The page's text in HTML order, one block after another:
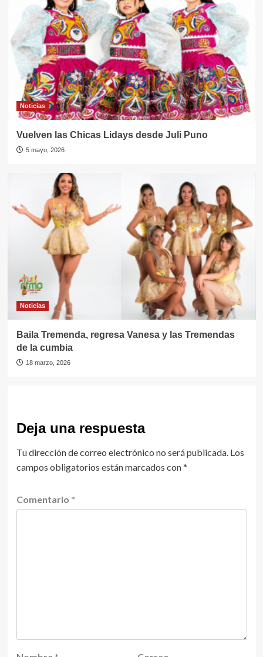
Noticias
Vuelven las Chicas Lidays desde Juli Puno
5 mayo, 2026
Noticias
Baila Tremenda, regresa Vanesa y las Tremendas
de la cumbia
18 marzo, 2026
Deja una respuesta
Tu dirección de correo electrónico no será publicada. Los
campos obligatorios están marcados con*
Comentario *